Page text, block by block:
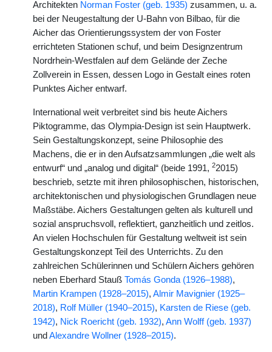
Architekten Norman Foster (geb. 1935) zusammen, u. a.
bei der Neugestaltung der U-Bahn von Bilbao, für die
Aicher das Orientierungssystem der von Foster
errichteten Stationen schuf, und beim Designzentrum
Nordrhein-Westfalen auf dem Gelände der Zeche
Zollverein in Essen, dessen Logo in Gestalt eines roten
Punktes Aicher entwarf.
International weit verbreitet sind bis heute Aichers
Piktogramme, das Olympia-Design ist sein Hauptwerk.
Sein Gestaltungskonzept, seine Philosophie des
Machens, die er in den Aufsatzsammlungen „die welt als
entwurf“ und „analog und digital“ (beide 1991, 22015)
beschrieb, setzte mit ihren philosophischen, historischen,
architektonischen und physiologischen Grundlagen neue
Maßstäbe. Aichers Gestaltungen gelten als kulturell und
sozial anspruchsvoll, reflektiert, ganzheitlich und zeitlos.
An vielen Hochschulen für Gestaltung weltweit ist sein
Gestaltungskonzept Teil des Unterrichts. Zu den
zahlreichen Schülerinnen und Schülern Aichers gehören
neben Eberhard Stauß Tomás Gonda (1926–1988),
Martin Krampen (1928–2015), Almir Mavignier (1925–
2018), Rolf Müller (1940–2015), Karsten de Riese (geb.
1942), Nick Roericht (geb. 1932), Ann Wolff (geb. 1937)
und Alexandre Wollner (1928–2015).